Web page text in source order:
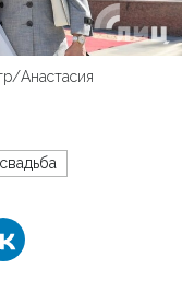
Анастасия
свадьба